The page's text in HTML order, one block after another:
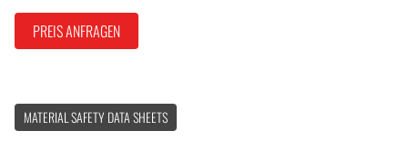
PREIS ANFRAGEN
MATERIAL SAFETY DATA SHEETS